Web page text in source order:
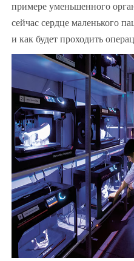
примере уменьшенного
сейчас сердце маленького
и как будет проходить